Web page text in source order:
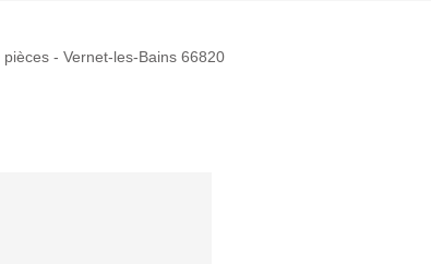
- Vernet-les-Bains 66820